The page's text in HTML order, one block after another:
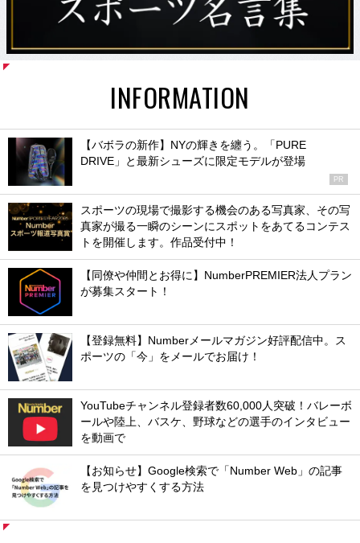
INFORMATION
【バボラの新作】NYの輝きを纏う。「PURE
DRIVE」と最新シューズに限定モデルが登場
PR
スポーツの現場で撮影する機会のある写真家、その写
真家が撮る一瞬のシーンにスポットをあてるコンテス
トを開催します。作品受付中！
【同僚や仲間とお得に】NumberPREMIER法人プラン
が募集スタート！
【登録無料】Numberメールマガジン好評配信中。ス
ポーツの「今」をメールでお届け！
YouTubeチャンネル登録者数60,000人突破！バレーボ
ールや陸上、バスケ、野球などの選手のインタビュー
を動画で
【お知らせ】Google検索で「Number Web」の記事
を見つけやすくする方法